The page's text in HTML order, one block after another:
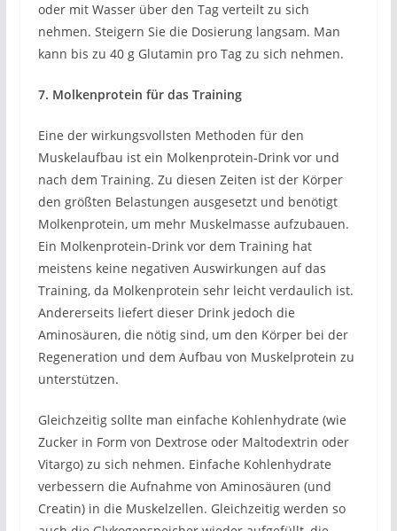
oder mit Wasser über den Tag verteilt zu sich
nehmen. Steigern Sie die Dosierung langsam. Man
kann bis zu 40 g Glutamin pro Tag zu sich nehmen.
7. Molkenprotein für das Training
Eine der wirkungsvollsten Methoden für den
Muskelaufbau ist ein Molkenprotein-Drink vor und
nach dem Training. Zu diesen Zeiten ist der Körper
den größten Belastungen ausgesetzt und benötigt
Molkenprotein, um mehr Muskelmasse aufzubauen.
Ein Molkenprotein-Drink vor dem Training hat
meistens keine negativen Auswirkungen auf das
Training, da Molkenprotein sehr leicht verdaulich ist.
Andererseits liefert dieser Drink jedoch die
Aminosäuren, die nötig sind, um den Körper bei der
Regeneration und dem Aufbau von Muskelprotein zu
unterstützen.
Gleichzeitig sollte man einfache Kohlenhydrate (wie
Zucker in Form von Dextrose oder Maltodextrin oder
Vitargo) zu sich nehmen. Einfache Kohlenhydrate
verbessern die Aufnahme von Aminosäuren (und
Creatin) in die Muskelzellen. Gleichzeitig werden so